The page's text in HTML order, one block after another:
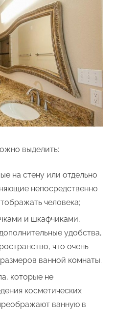
выделить:
на стену или отдельно
непосредственно
человека;
и шкафчиками,
удобства,
что очень
ванной комнаты.
которые не
косметических
ванную в